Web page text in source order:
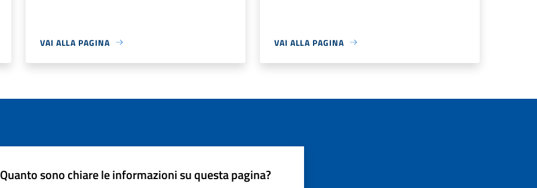
VAI ALLA PAGINA VAI ALLA PAGINA
Quanto sono chiare le informazioni su questa pagina?